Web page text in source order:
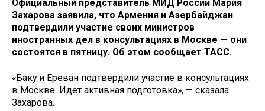
Официальный представитель МИД России Мария
Захарова заявила, что Армения и Азербайджан
подтвердили участие своих министров
иностранных дел в консультациях в Москве — они
состоятся в пятницу. Об этом сообщает ТАСС.
«Баку и Ереван подтвердили участие в консультациях
в Москве. Идет активная подготовка», — сказала
Захарова.